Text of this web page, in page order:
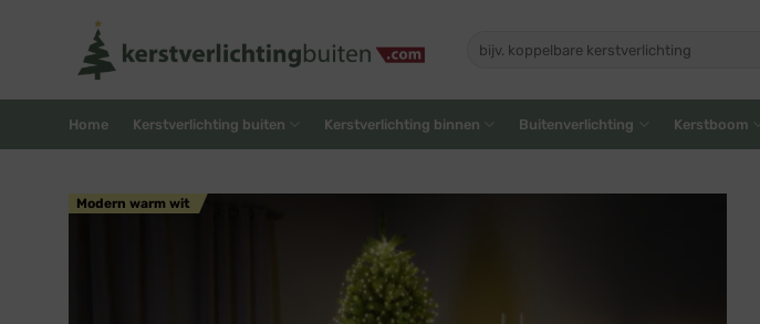
naar:
Home Kerstverlichting buiten Kerstverlichting binnen Buitenverlichting Kerstboom
Modern warm wit